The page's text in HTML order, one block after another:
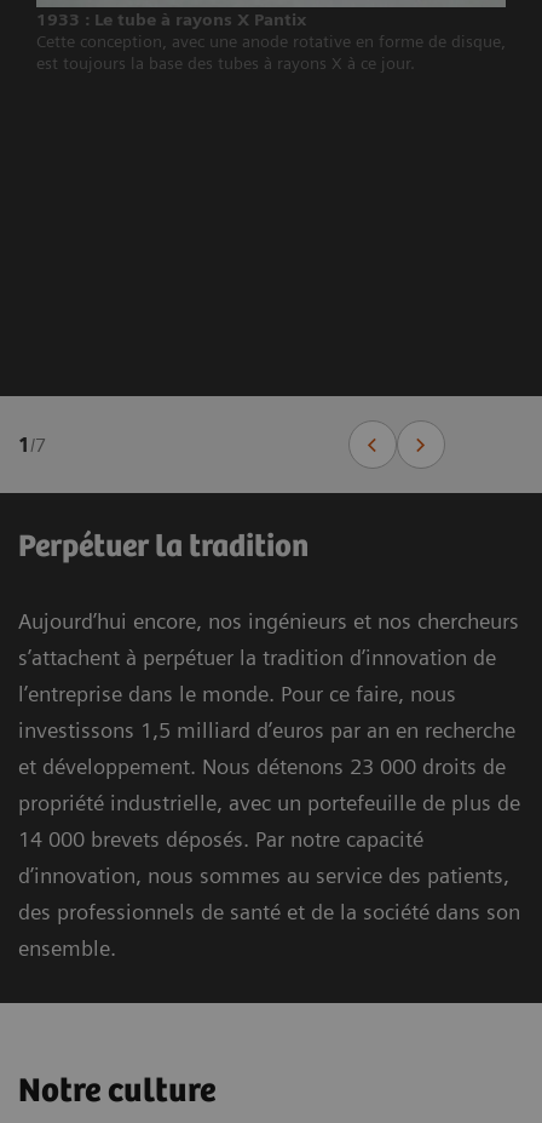
1933 : Le tube à rayons X Pantix
Cette conception, avec une anode rotative en forme de disque,
est toujours la base des tubes à rayons X à ce jour.
1 /7
Perpétuer la tradition
Aujourd’hui encore, nos ingénieurs et nos chercheurs
s’attachent à perpétuer la tradition d’innovation de
l’entreprise dans le monde. Pour ce faire, nous
investissons 1,5 milliard d’euros par an en recherche
et développement. Nous détenons 23 000 droits de
propriété industrielle, avec un portefeuille de plus de
14 000 brevets déposés. Par notre capacité
d’innovation, nous sommes au service des patients,
des professionnels de santé et de la société dans son
ensemble.
Notre culture